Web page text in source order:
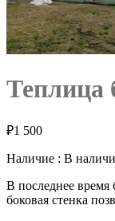
Теплица
₽1 500
Наличие : В
В последнее время
боковая стенка